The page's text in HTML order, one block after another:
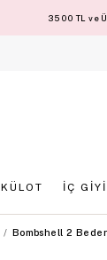
3500 TL ve
KÜLOT İÇ
Bombshell 2